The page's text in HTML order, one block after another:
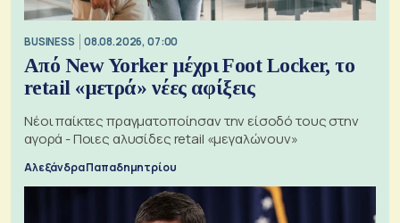
BUSINESS 08.08.2026, 07:00
Από New Yorker μέχρι Foot Locker, το
retail «μετρά» νέες αφίξεις
Νέοι παίκτες πραγματοποίησαν την είσοδό τους στην
αγορά - Ποιες αλυσίδες retail «μεγαλώνουν»
Αλεξάνδρα Παπαδημητρίου